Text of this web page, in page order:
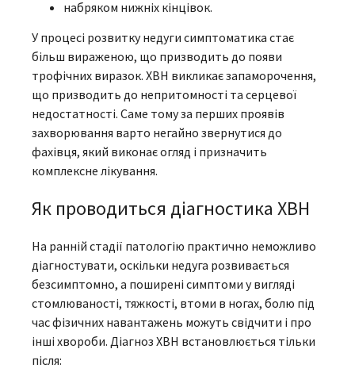
набряком нижніх кінцівок.
У процесі розвитку недуги симптоматика стає
більш вираженою, що призводить до появи
трофічних виразок. ХВН викликає запаморочення,
що призводить до непритомності та серцевої
недостатності. Саме тому за перших проявів
захворювання варто негайно звернутися до
фахівця, який виконає огляд і призначить
комплексне лікування.
Як проводиться діагностика ХВН
На ранній стадії патологію практично неможливо
діагностувати, оскільки недуга розвивається
безсимптомно, а поширені симптоми у вигляді
стомлюваності, тяжкості, втоми в ногах, болю під
час фізичних навантажень можуть свідчити і про
інші хвороби. Діагноз ХВН встановлюється тільки
після: